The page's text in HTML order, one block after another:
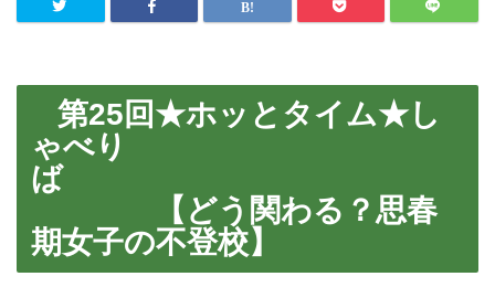
第25回★ホッとタイム★し
ゃべり
ば
【どう関わる？思春
期女子の不登校】